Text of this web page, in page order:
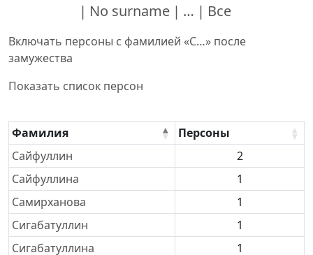
No surname
… Все
Включать персоны с фамилией «С…» после
замужества
Показать список персон
Фамилии
Фамилия
Персоны
Сайфуллин
2
Сайфуллина
1
Самирханова
1
Сигабатуллин
1
Сигабатуллина
1